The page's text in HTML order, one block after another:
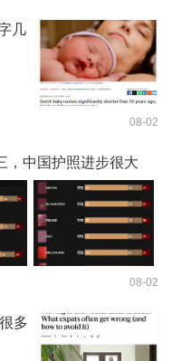
几
08-02
，中国护照进步很大
08-02
多